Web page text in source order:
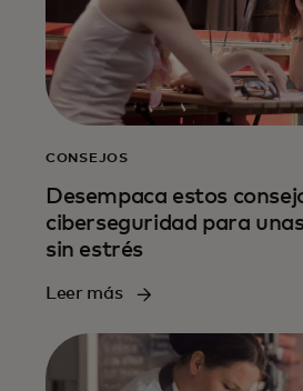
CONSEJOS
Desempaca estos
ciberseguridad para
sin estrés
Leer más